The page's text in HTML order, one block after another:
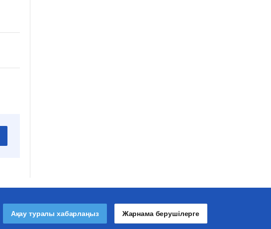
Ақау туралы хабарлаңыз Жарнама берушілерге